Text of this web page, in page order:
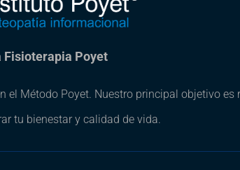
Fisioterapia Poyet
Método Poyet. Nuestro principal objetivo
tu bienestar y calidad de vida.